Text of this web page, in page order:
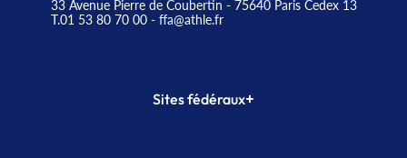
33 Avenue Pierre de Coubertin - 75640 Paris Cedex 13
T.01 53 80 70 00- ffa@athle.fr
Sites fédéraux+